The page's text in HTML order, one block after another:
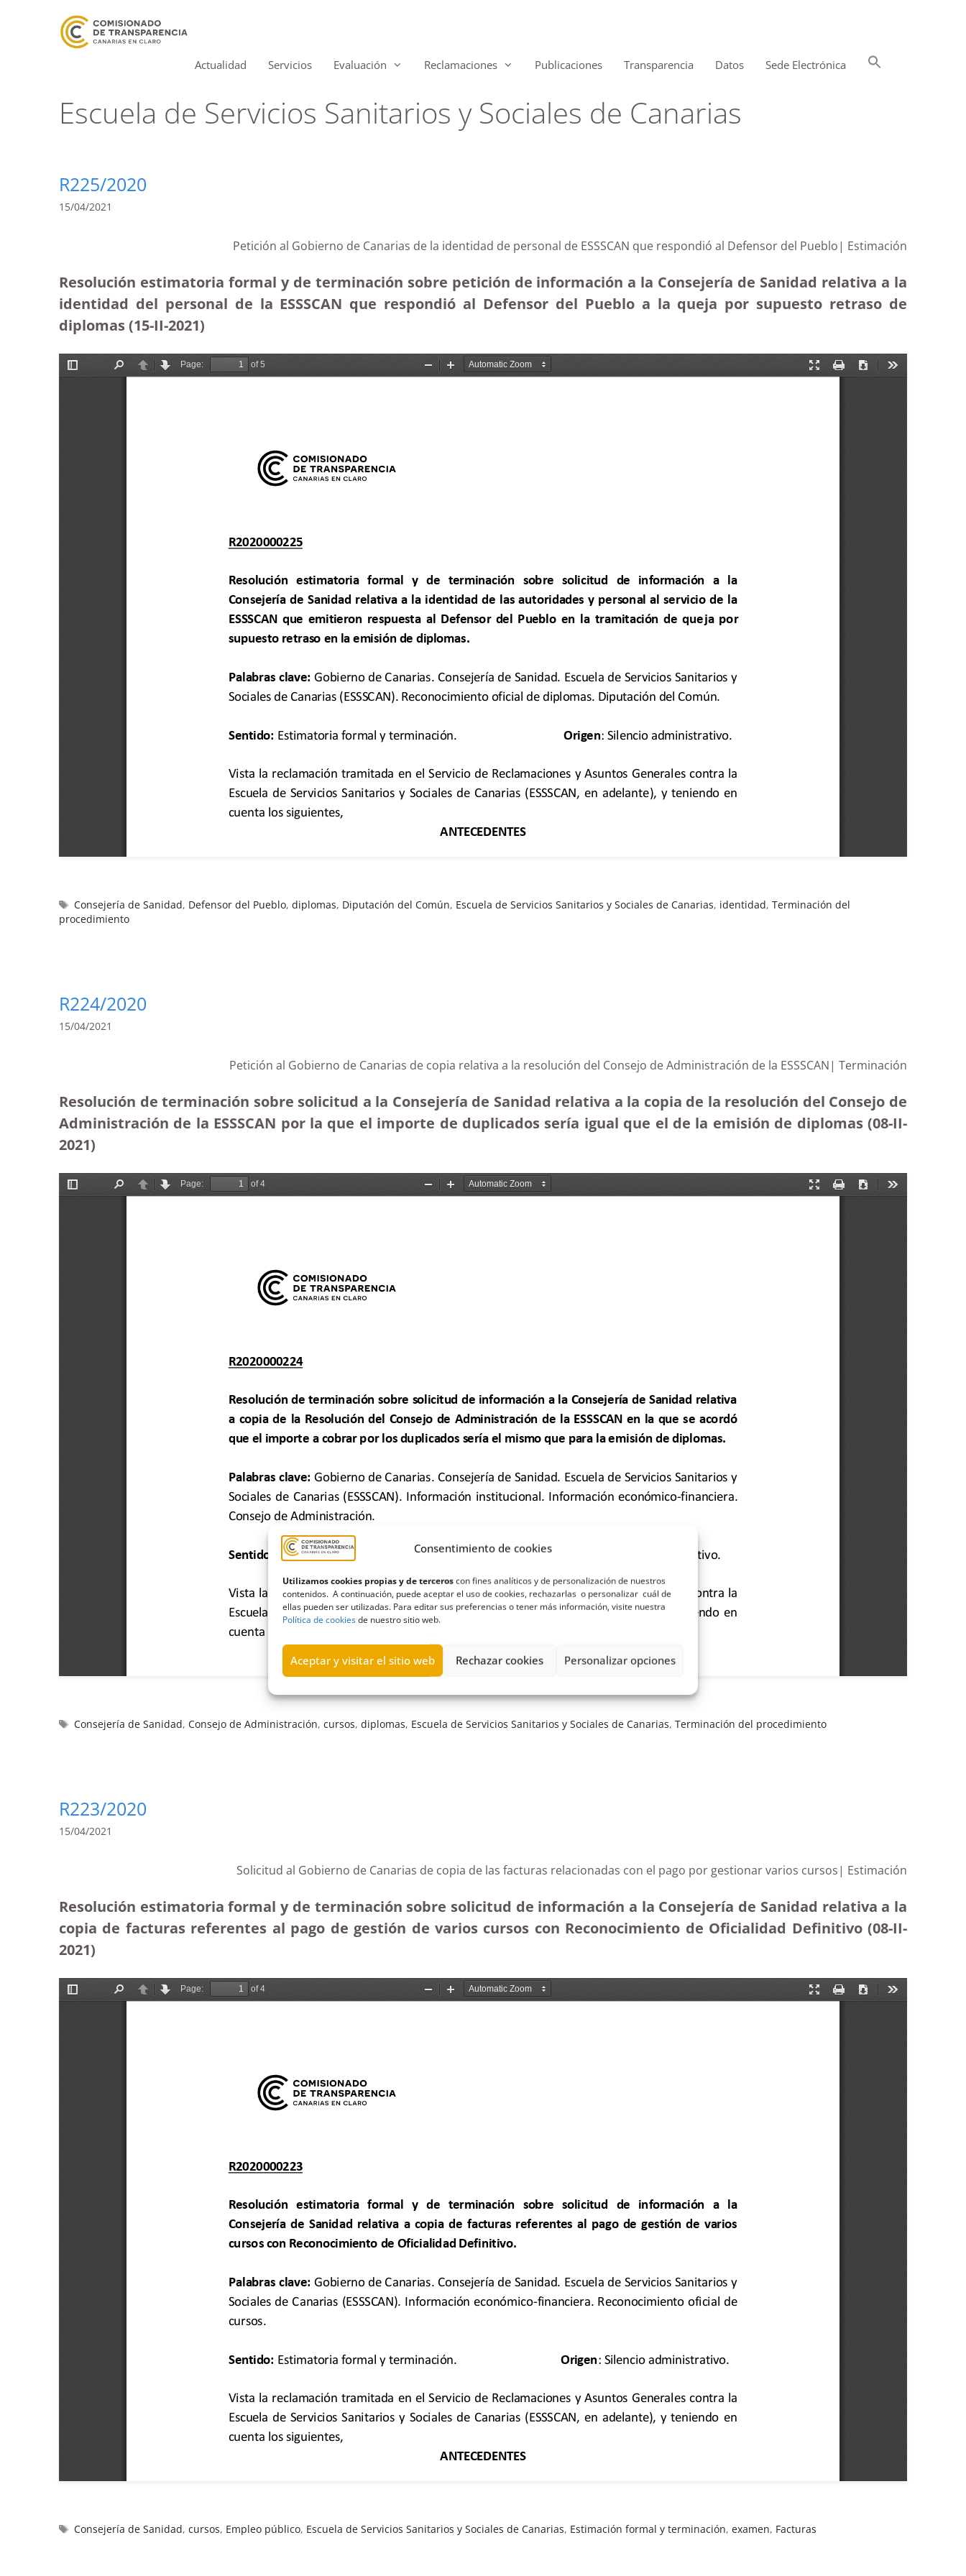
Consentimiento de cookies
Utilizamos cookies propias y de terceroscon fines analíticos y de personalización de nuestros
contenidos. A continuación, puede aceptar el uso de cookies, rechazarlas o personalizar cuál de
ellas pueden ser utilizadas. Para editar sus preferencias o tener más información, visite nuestra
Política de cookiesde nuestro sitio web.
Aceptar y visitar el sitio web Rechazar cookies Personalizar opciones
Actualidad Servicios Evaluación Reclamaciones Publicaciones Transparencia Datos Sede Electrónica
Escuela de Servicios Sanitarios y Sociales de Canarias
R225/2020
15/04/2021
Petición al Gobierno de Canarias de la identidad de personal de ESSSCAN que respondió al Defensor del Pueblo| Estimación
Resolución estimatoria formal y de terminación sobre petición de información a la Consejería de Sanidad relativa a la
identidad del personal de la ESSSCAN que respondió al Defensor del Pueblo a la queja por supuesto retraso de
diplomas (15-II-2021)
Consejería de Sanidad, Defensor del Pueblo,diplomas, Diputación del Común, Escuela de Servicios Sanitarios y Sociales de Canarias, identidad,Terminación del
procedimiento
R224/2020
15/04/2021
Petición al Gobierno de Canarias de copia relativa a la resolución del Consejo de Administración de la ESSSCAN| Terminación
Resolución de terminación sobre solicitud a la Consejería de Sanidad relativa a la copia de la resolución del Consejo de
Administración de la ESSSCAN por la que el importe de duplicados sería igual que el de la emisión de diplomas (08-II-
2021)
Consejería de Sanidad,Consejo de Administración,cursos,diplomas, Escuela de Servicios Sanitarios y Sociales de Canarias,Terminación del procedimiento
R223/2020
15/04/2021
Solicitud al Gobierno de Canarias de copia de las facturas relacionadas con el pago por gestionar varios cursos| Estimación
Resolución estimatoria formal y de terminación sobre solicitud de información a la Consejería de Sanidad relativa a la
copia de facturas referentes al pago de gestión de varios cursos con Reconocimiento de Oficialidad Definitivo (08-II-
2021)
Consejería de Sanidad,cursos, Empleo público, Escuela de Servicios Sanitarios y Sociales de Canarias, Estimación formal y terminación,examen, Facturas